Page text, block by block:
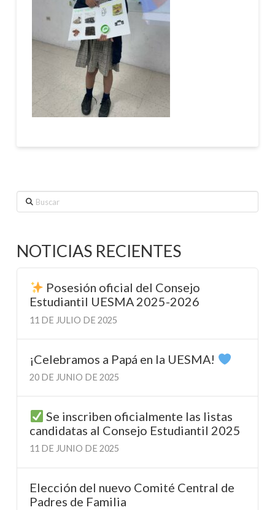
Buscar
NOTICIAS RECIENTES
Posesión oficial del Consejo
Estudiantil UESMA 2025-2026
11 DE JULIO DE 2025
¡Celebramos a Papá en la UESMA!
20 DE JUNIO DE 2025
Se inscriben oficialmente las listas
candidatas al Consejo Estudiantil 2025
11 DE JUNIO DE 2025
Elección del nuevo Comité Central de
Padres de Familia